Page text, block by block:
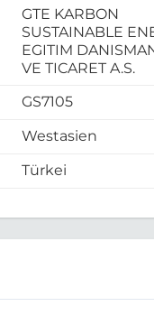
GTE KARBON
SUSTAINABLE
EGITIM
VE TICARET A.S.
GS7105
Westasien
Türkei